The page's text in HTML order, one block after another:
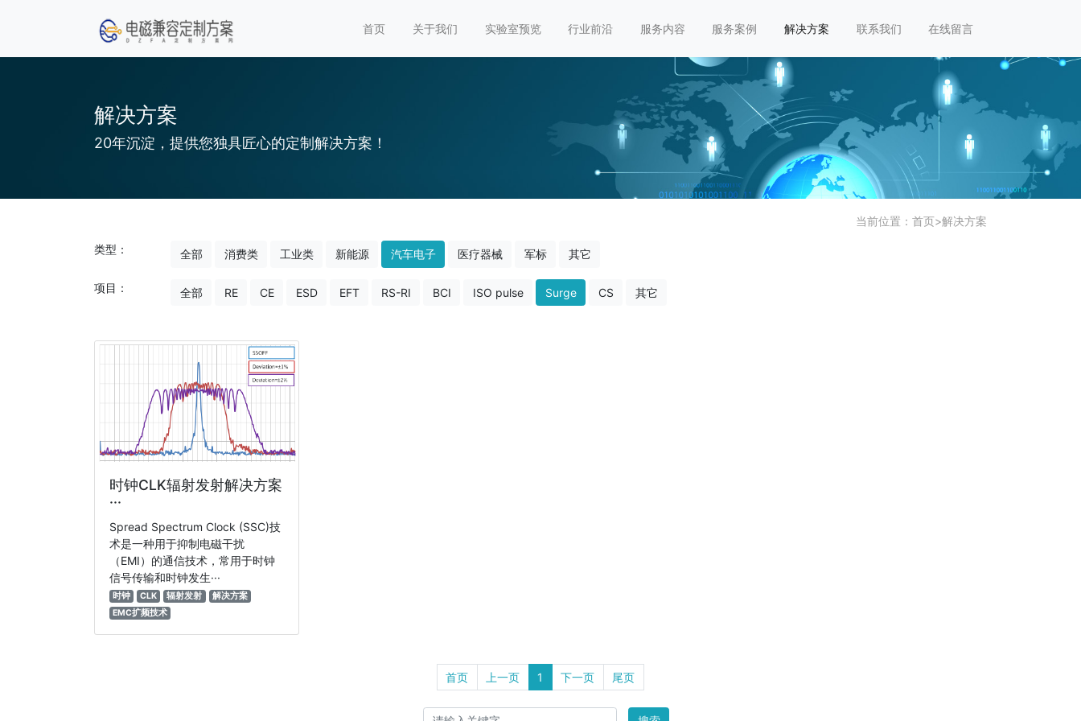
首页 关于我们 实验室预览 行业前沿 服务内容 服务案例 解决方案 联系我们 在线留言
解决方案
20年沉淀，提供您独具匠心的定制解决方案！
当前位置： 首页>解决方案
类型： 全部 消费类 工业类 新能源 汽车电子 医疗器械 军标 其它
项目： 全部 RE CE ESD EFT RS-RI BCI ISO pulse Surge CS 其它
时钟CLK辐射发射解决方案
···
Spread Spectrum Clock (SSC)技
术是一种用于抑制电磁干扰
（EMI）的通信技术，常用于时钟
信号传输和时钟发生···
时钟 CLK 辐射发射
解决方案
EMC扩频技术
首页 上一页 1 下一页 尾页